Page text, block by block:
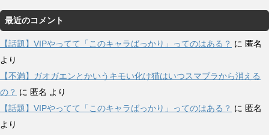
最近のコメント
【話題】VIPやってて「このキャラばっかり」ってのはある？ に 匿名
より
【不満】ガオガエンとかいうキモい化け猫はいつスマブラから消える
の？ に 匿名 より
【話題】VIPやってて「このキャラばっかり」ってのはある？ に 匿名
より